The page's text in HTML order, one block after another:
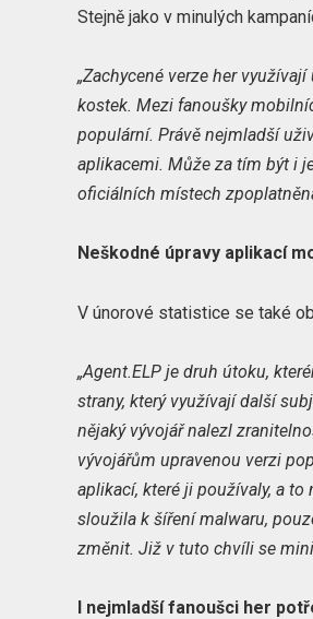
Stejně jako v minulých
„Zachycené verze her
kostek. Mezi fanoušky
populární. Právě nejmladší
aplikacemi. Může za tím být i
oficiálních místech
Neškodné úpravy aplikací
V únorové statistice se také
„Agent.ELP je druh útoku,
strany, který využívají další
nějaký vývojář nalezl
vývojářům upravenou verzi
aplikací, které ji používaly, a
sloužila k šíření malwaru,
změnit. Již v tuto chvíli se
I nejmladší fanoušci her